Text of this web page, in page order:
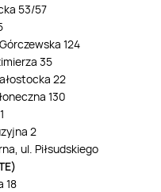
53/57
124
35
22
130
2
ul. Piłsudskiego
18